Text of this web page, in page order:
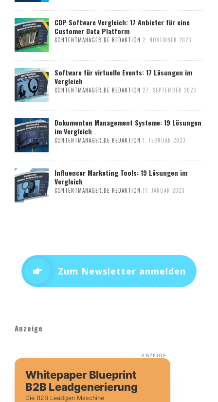
CDP Software Vergleich: 17 Anbieter für eine
Customer Data Platform
CONTENTMANAGER.DE REDAKTION 2. NOVEMBER 2023
Software für virtuelle Events: 17 Lösungen im
Vergleich
CONTENTMANAGER.DE REDAKTION 27. SEPTEMBER 2023
Dokumenten Management Systeme: 19 Lösungen
im Vergleich
CONTENTMANAGER.DE REDAKTION 1. FEBRUAR 2023
Influencer Marketing Tools: 19 Lösungen im
Vergleich
CONTENTMANAGER.DE REDAKTION 11. JANUAR 2023
Zum Newsletter anmelden
Anzeige